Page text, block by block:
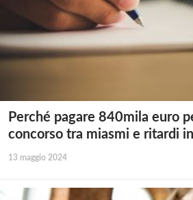
Perché pagare 840mila euro
concorso tra miasmi e ritardi
13 maggio 2024